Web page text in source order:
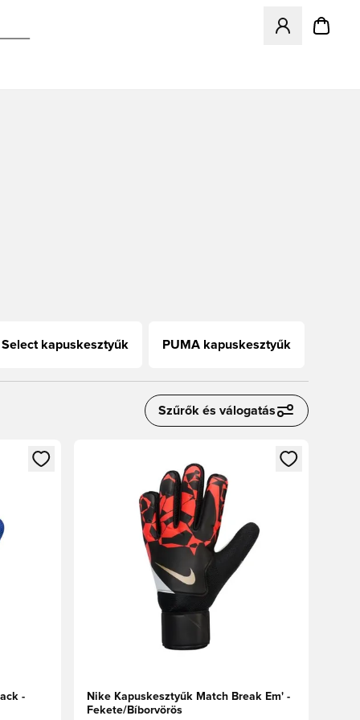
Megnyit egy
Select kapuskesztyűk PUMA kapuskesztyűk
Szűrők és válogatás
vagy a tagként való regisztrációhoz
-
Megnyit egy modált a bejelentkezéshez vagy a
Nike Kapuskesztyűk Match Break Em' -
Fekete/Bíborvörös